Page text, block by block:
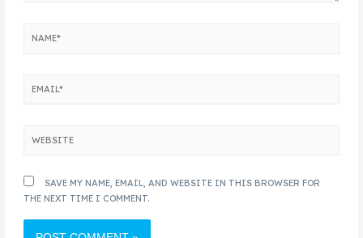
SAVE MY NAME, EMAIL, AND WEBSITE IN THIS BROWSER FOR
THE NEXT TIME I COMMENT.